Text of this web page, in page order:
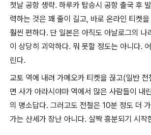
첫날 공항 생략. 하루카 탑승시 공항 출국 후
력하는 것은 꽤 줄이 길고, 바로 온라인 티켓을
훨씬 편하다. 단 일본은 아직도 아날로그의 나
이 상당히 괴악하다. 뭐 못할 정도는 아니다.
린다.
교토 역에 내려 가메오카 티켓을 끊고(일반
면 사가 아라시야마 역에서 많은 사람들이 내
의 명소답다. 그러고도 전철은 10분 정도 더
가는 산세가 장난 아니다. 살짝 흥분되기 시작